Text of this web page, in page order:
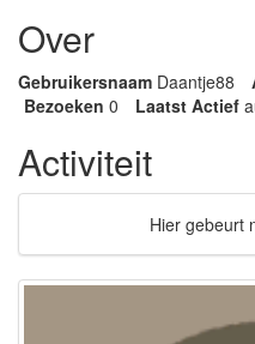
Over
Gebruikersnaam Daantje88
Bezoeken 0 Laatst Actief
Activiteit
Hier gebeurt